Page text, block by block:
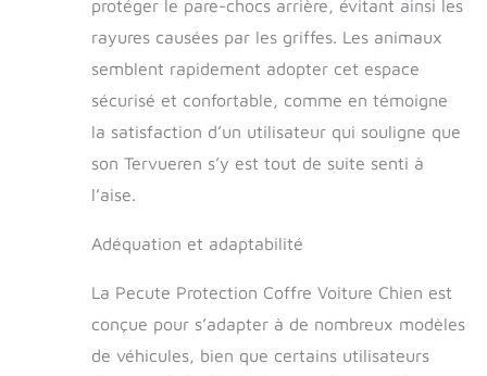
protéger le pare-chocs arrière, évitant ainsi les
rayures causées par les griffes. Les animaux
semblent rapidement adopter cet espace
sécurisé et confortable, comme en témoigne
la satisfaction d’un utilisateur qui souligne que
son Tervueren s’y est tout de suite senti à
l’aise.
Adéquation et adaptabilité
La Pecute Protection Coffre Voiture Chien est
conçue pour s’adapter à de nombreux modèles
de véhicules, bien que certains utilisateurs